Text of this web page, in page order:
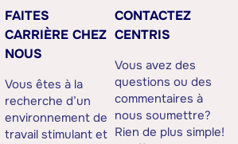
FAITES
CARRIÈRE CHEZ
NOUS
Vous êtes à la
recherche d’un
environnement de
travail stimulant et
CONTACTEZ
CENTRIS
Vous avez des
questions ou des
commentaires à
nous soumettre?
Rien de plus simple!